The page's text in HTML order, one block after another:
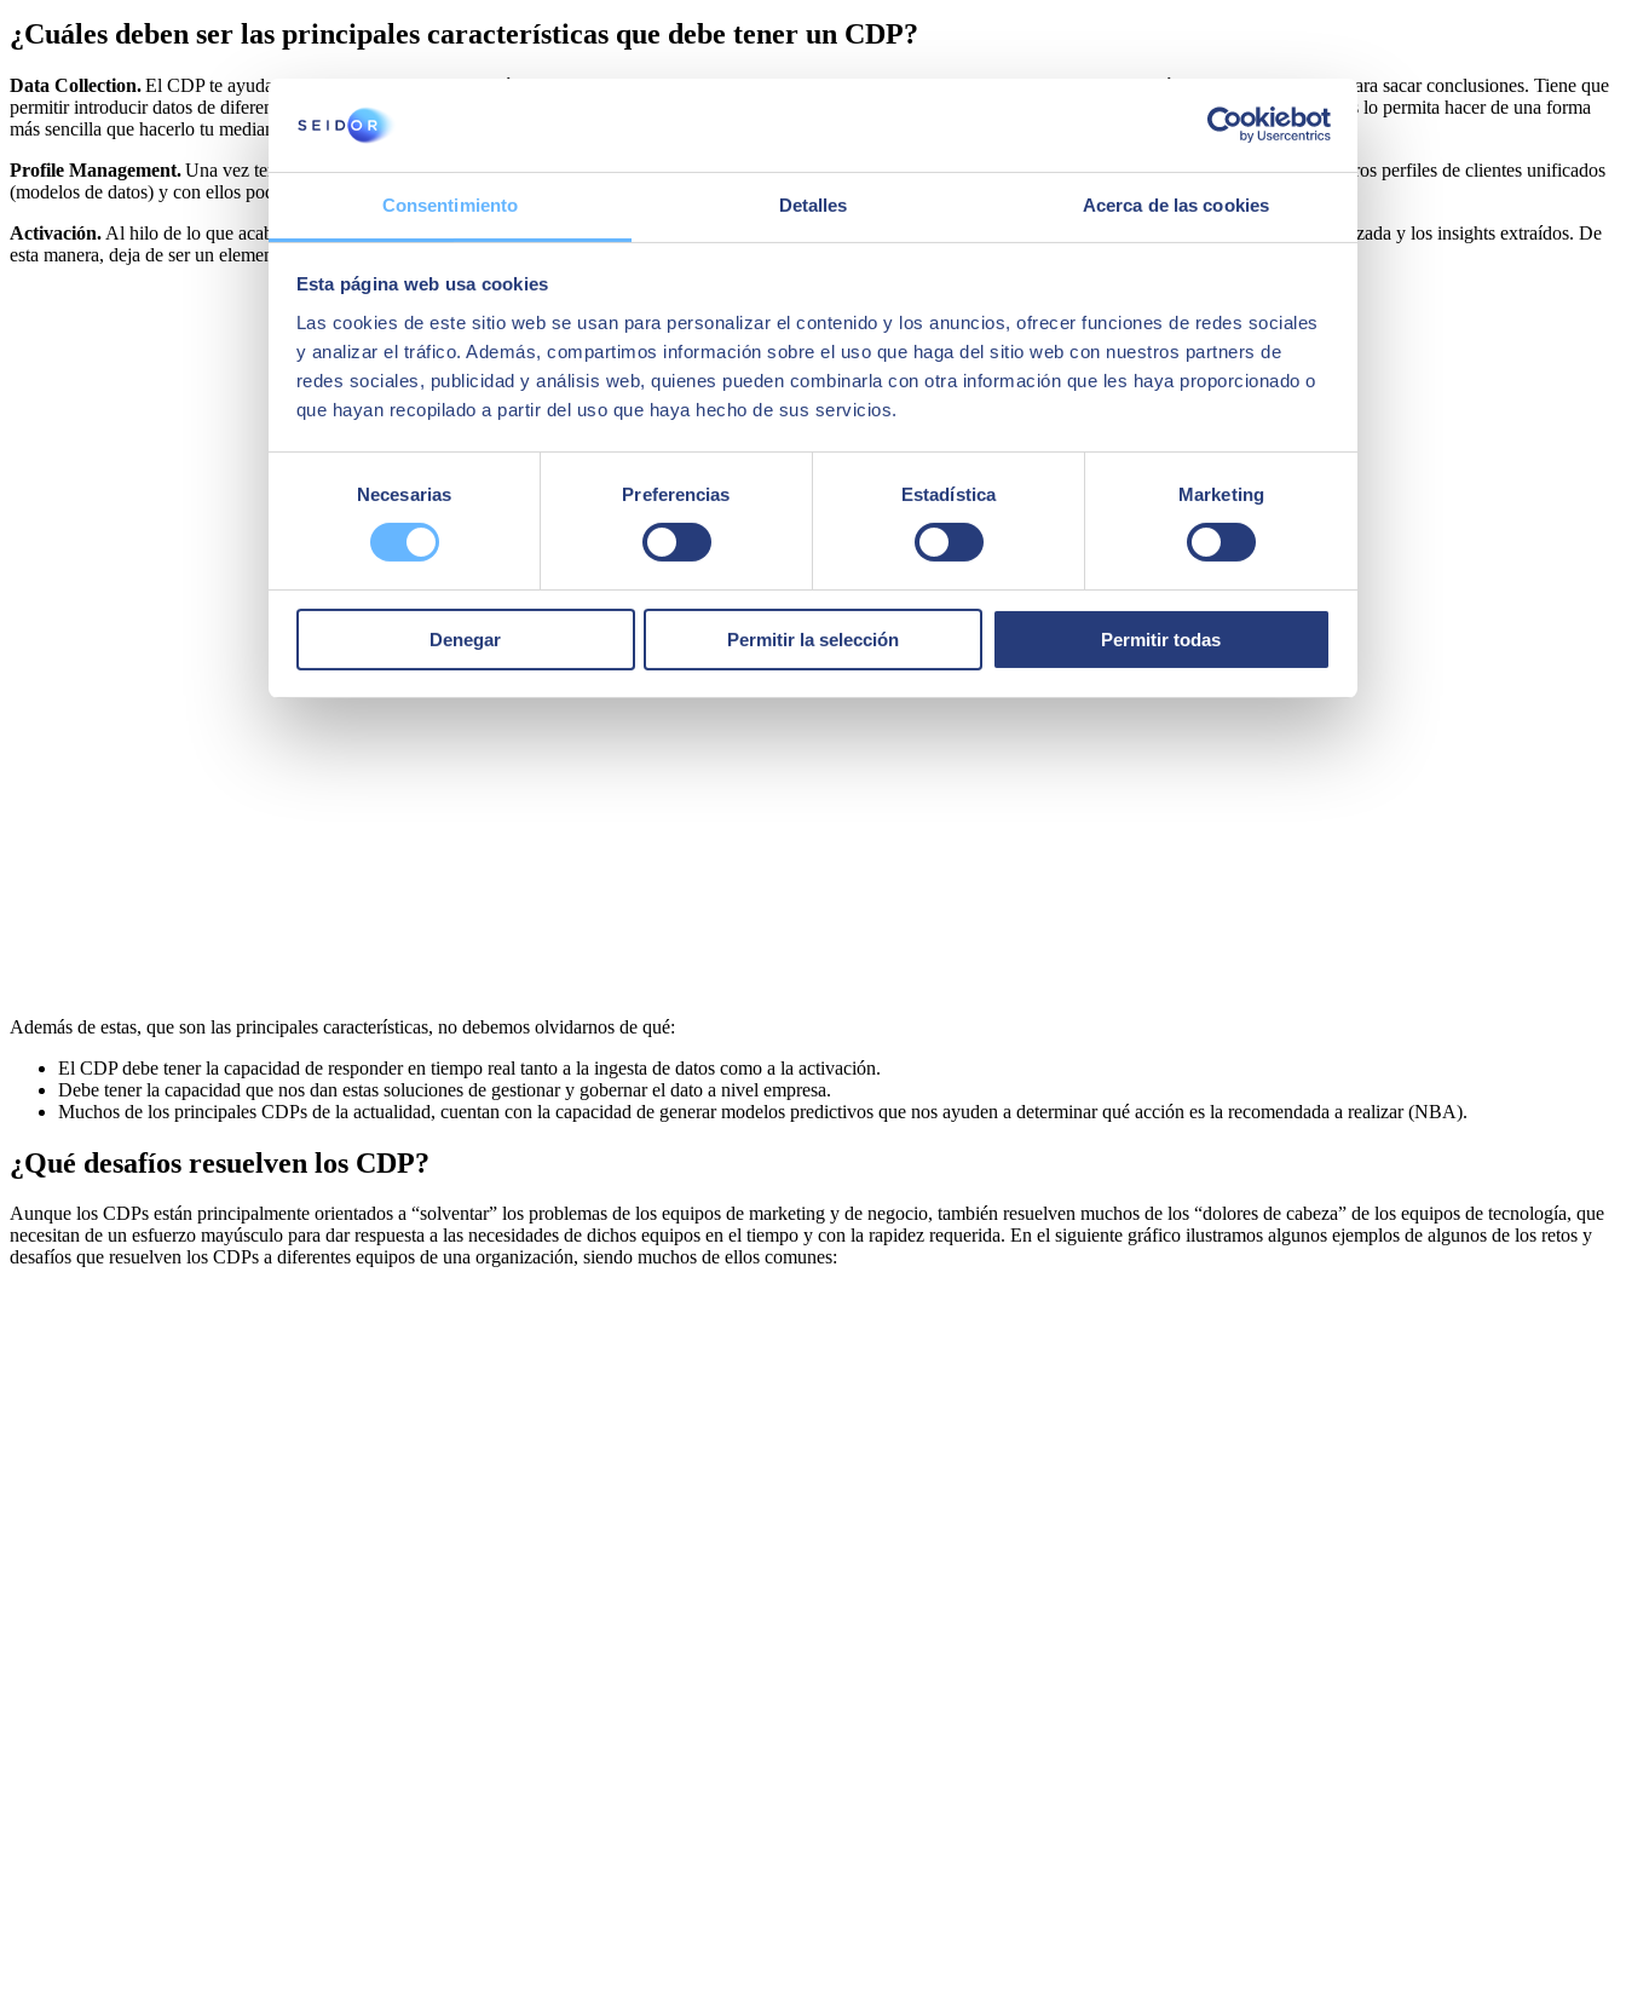
Consentimiento Detalles Acerca de las cookies
Esta página web usa cookies
Las cookies de este sitio web se usan para personalizar el contenido y los anuncios, ofrecer funciones de redes sociales
y analizar el tráfico. Además, compartimos información sobre el uso que haga del sitio web con nuestros partners de
redes sociales, publicidad y análisis web, quienes pueden combinarla con otra información que les haya proporcionado o
que hayan recopilado a partir del uso que haya hecho de sus servicios.
consentimiento
Necesarias Preferencias Estadística Marketing
Denegar Permitir la selección Permitir todas
¿Cuáles deben ser las principales características que debe tener un CDP?
Data Collection.El CDP te ayuda a almacenar toda la información que necesitas y de diferentes tipos, actuando como un gran contenedor de información de donde poder tirar para sacar conclusiones. Tiene que
permitir introducir datos de diferentes fuentes en distinto formatos, en distinta variedad (estructurados, no estructurados, online, offline, etc.) y en distinta frecuencia y que además lo permita hacer de una forma
más sencilla que hacerlo tu mediante código, es decir, que sea escalable.
Profile Management.Una vez tenemos todos los datos de nuestros clientes, nos debe permitir trabajar esos datos y ayudarnos a unificar toda esa información para generar nuestros perfiles de clientes unificados
(modelos de datos) y con ellos poder generar fácilmente segmentos que nos ayuden a personalizar nuestras campañas, redundando finalmente en un aumento de la conversión.
Activación. Al hilo de lo que acabo de mencionar, el CDP nos va a permitir poner en marcha acciones de marketing en función de la información recogida, la segmentación realizada y los insights extraídos. De
esta manera, deja de ser un elemento pasivo para convertirse en activo, el cual trabaja completamente para el negocio.
Además de estas, que son las principales características, no debemos olvidarnos de qué:
El CDP debe tener la capacidad de responder en tiempo real tanto a la ingesta de datos como a la activación.
Debe tener la capacidad que nos dan estas soluciones de gestionar y gobernar el dato a nivel empresa.
Muchos de los principales CDPs de la actualidad, cuentan con la capacidad de generar modelos predictivos que nos ayuden a determinar qué acción es la recomendada a realizar (NBA).
¿Qué desafíos resuelven los CDP?
Aunque los CDPs están principalmente orientados a “solventar” los problemas de los equipos de marketing y de negocio, también resuelven muchos de los “dolores de cabeza” de los equipos de tecnología, que
necesitan de un esfuerzo mayúsculo para dar respuesta a las necesidades de dichos equipos en el tiempo y con la rapidez requerida. En el siguiente gráfico ilustramos algunos ejemplos de algunos de los retos y
desafíos que resuelven los CDPs a diferentes equipos de una organización, siendo muchos de ellos comunes: